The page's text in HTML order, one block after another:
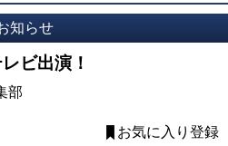
知らせ
ビ出演！
部
お気に入り登録